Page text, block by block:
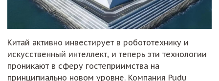
Китай активно инвестирует в робототехнику и
искусственный интеллект, и теперь эти технологии
проникают в сферу гостеприимства на
принципиально новом уровне. Компания Pudu